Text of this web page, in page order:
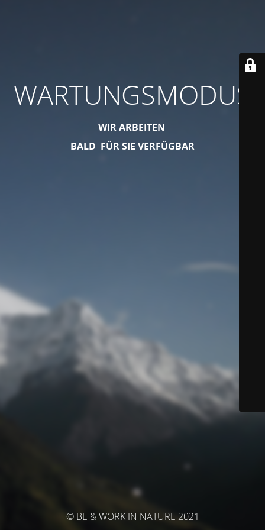
WARTUNGSMODUS
WIR ARBEITEN
BALD FÜR SIE VERFÜGBAR
© BE & WORK IN NATURE 2021